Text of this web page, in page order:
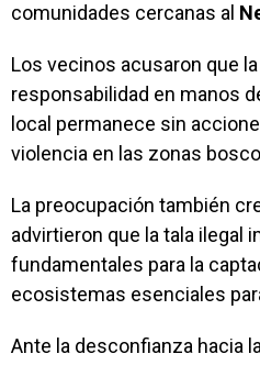
comunidades cercanas al
Los vecinos acusaron que
responsabilidad en manos
local permanece sin
violencia en las zonas
La preocupación también
advirtieron que la tala ilegal
fundamentales para la
ecosistemas esenciales
Ante la desconfianza hacia